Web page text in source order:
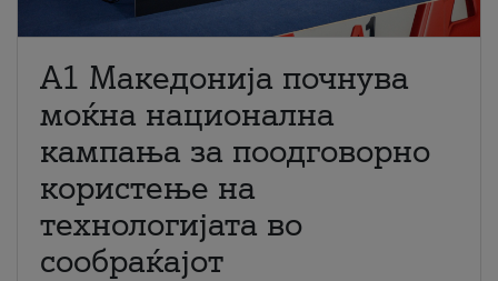
A1 Македонија почнува
моќна национална
кампања за поодговорно
користење на
технологијата во
сообраќајот